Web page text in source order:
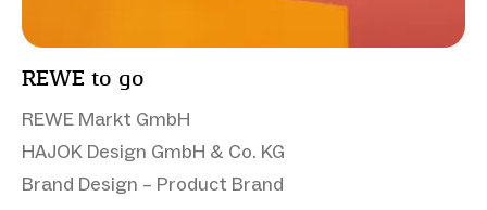
REWE to go
REWE Markt GmbH
HAJOK Design GmbH & Co. KG
Brand Design – Product Brand